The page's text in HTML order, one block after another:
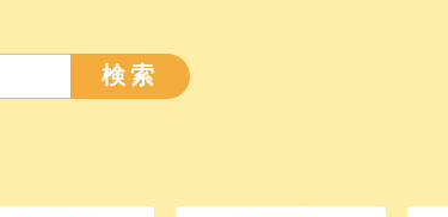
検索